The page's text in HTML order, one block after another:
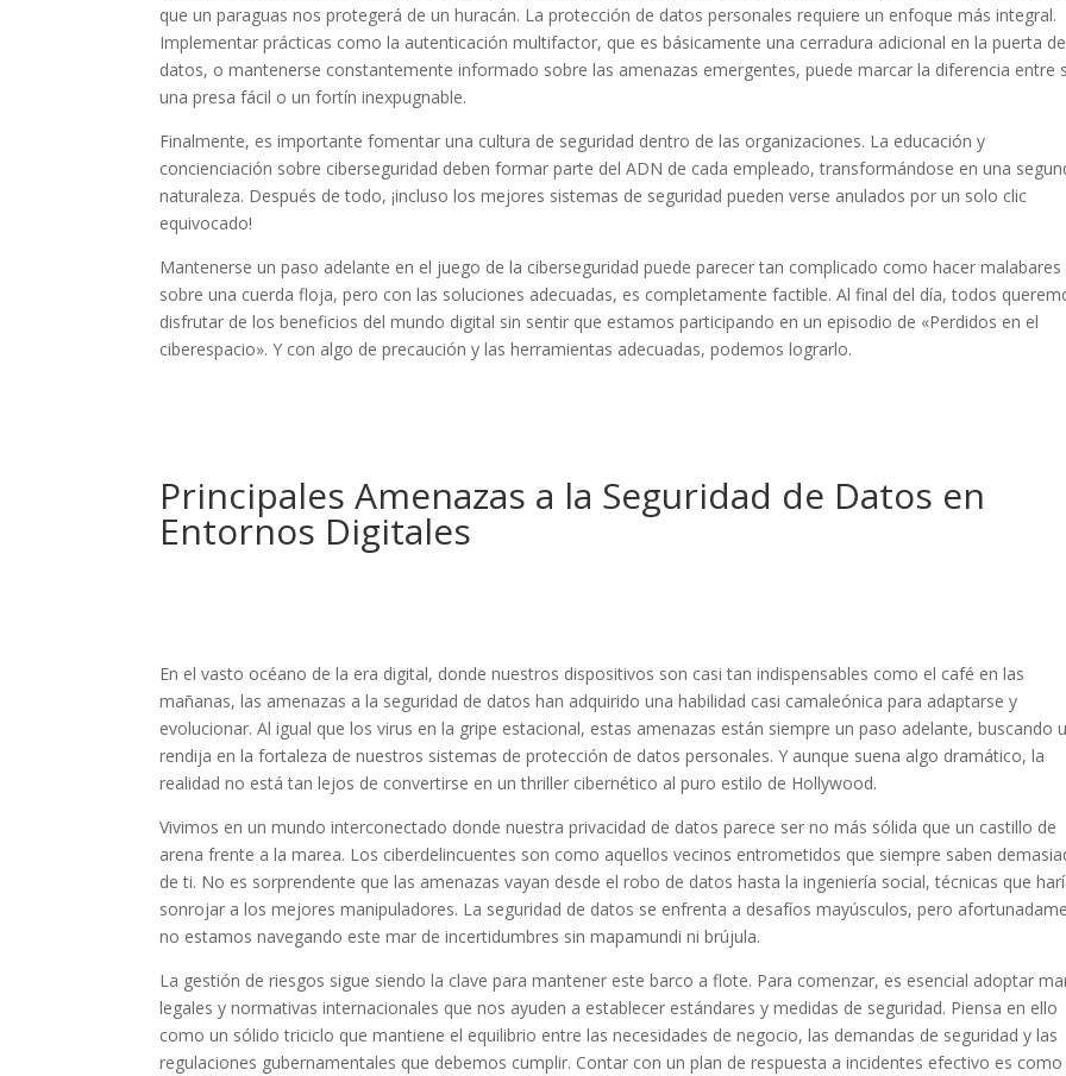
que un paraguas nos protegerá de un huracán. La protección de datos personales requiere un enfoque más integral.
Implementar prácticas como la autenticación multifactor, que es básicamente una cerradura adicional en la puerta
datos, o mantenerse constantemente informado sobre las amenazas emergentes, puede marcar la diferencia entre
una presa fácil o un fortín inexpugnable.
Finalmente, es importante fomentar una cultura de seguridad dentro de las organizaciones. La educación y
concienciación sobre ciberseguridad deben formar parte del ADN de cada empleado, transformándose en una
naturaleza. Después de todo, ¡incluso los mejores sistemas de seguridad pueden verse anulados por un solo clic
equivocado!
Mantenerse un paso adelante en el juego de la ciberseguridad puede parecer tan complicado como hacer malabares
sobre una cuerda floja, pero con las soluciones adecuadas, es completamente factible. Al final del día, todos
disfrutar de los beneficios del mundo digital sin sentir que estamos participando en un episodio de «Perdidos en el
ciberespacio». Y con algo de precaución y las herramientas adecuadas, podemos lograrlo.
Principales Amenazas a la Seguridad de Datos en
Entornos Digitales
En el vasto océano de la era digital, donde nuestros dispositivos son casi tan indispensables como el café en las
mañanas, las amenazas a la seguridad de datos han adquirido una habilidad casi camaleónica para adaptarse y
evolucionar. Al igual que los virus en la gripe estacional, estas amenazas están siempre un paso adelante, buscando
rendija en la fortaleza de nuestros sistemas de protección de datos personales. Y aunque suena algo dramático, la
realidad no está tan lejos de convertirse en un thriller cibernético al puro estilo de Hollywood.
Vivimos en un mundo interconectado donde nuestra privacidad de datos parece ser no más sólida que un castillo de
arena frente a la marea. Los ciberdelincuentes son como aquellos vecinos entrometidos que siempre saben
de ti. No es sorprendente que las amenazas vayan desde el robo de datos hasta la ingeniería social, técnicas que
sonrojar a los mejores manipuladores. La seguridad de datos se enfrenta a desafíos mayúsculos, pero
no estamos navegando este mar de incertidumbres sin mapamundi ni brújula.
La gestión de riesgos sigue siendo la clave para mantener este barco a flote. Para comenzar, es esencial adoptar
legales y normativas internacionales que nos ayuden a establecer estándares y medidas de seguridad. Piensa en ello
como un sólido triciclo que mantiene el equilibrio entre las necesidades de negocio, las demandas de seguridad y las
regulaciones gubernamentales que debemos cumplir. Contar con un plan de respuesta a incidentes efectivo es como